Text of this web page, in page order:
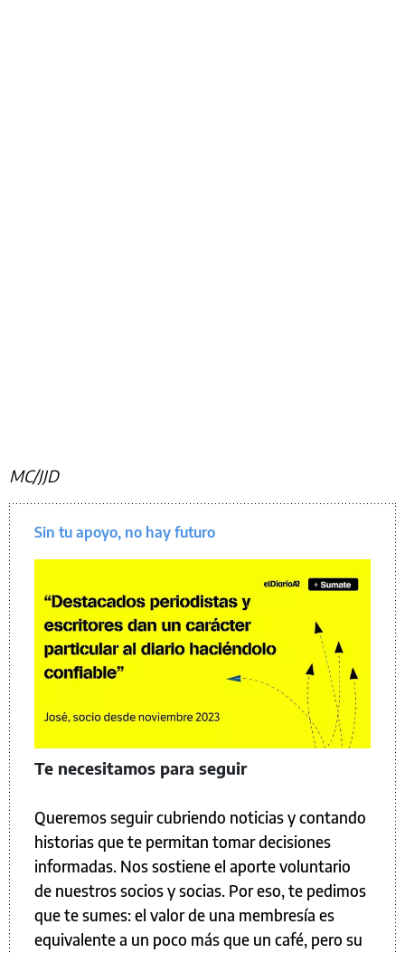
MC/JJD
Sin tu apoyo, no hay futuro
Te necesitamos para seguir
Queremos seguir cubriendo noticias y contando
historias que te permitan tomar decisiones
informadas. Nos sostiene el aporte voluntario
de nuestros socios y socias. Por eso, te pedimos
que te sumes: el valor de una membresía es
equivalente a un poco más que un café, pero su